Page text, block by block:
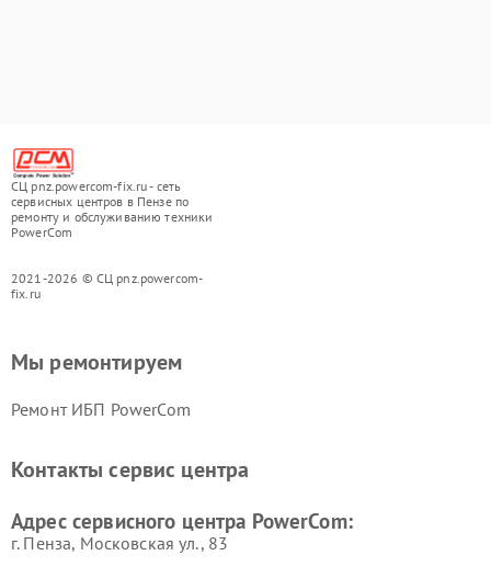
СЦ pnz.powercom-fix.ru - сеть
сервисных центров в Пензе по
ремонту и обслуживанию техники
PowerCom
2021-2026 © СЦ pnz.powercom-
fix.ru
Мы ремонтируем
Ремонт ИБП PowerCom
Контакты сервис центра
Адрес сервисного центра PowerCom:
г. Пенза, Московская ул., 83